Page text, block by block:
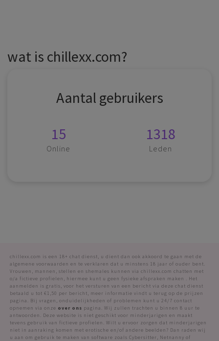
Aantal gebruikers
15
Online
1318
Leden
wat is chillexx.com?
chillexx.com is een 18+ chat dienst, u dient dan ook akkoord te gaan met de
algemene voorwaarden en te verklaren dat u minstens 18 jaar of ouder bent.
Vrouwen, mannen, stellen en shemales kunnen via chillexx.com chatten met
o/a fictieve profielen, hiermee kunt u geen fysieke afspraken maken . Het
aanmelden is gratis, voor het versturen van een bericht via deze chat dienst
betaald u tot €1,50 per bericht, meer informatie vindt u terug op de prijzen
pagina. Bij vragen, onduidelijkheden of problemen kunt u 24/7 contact
opnemen via onze over ons pagina. Wij zullen trachten u binnen 8 uur te
antwoorden. Deze website is niet geschikt voor minderjarigen en maakt
tevens gebruik van fictieve profielen. Wilt u ervoor zorgen dat minderjarigen
niet in aanraking komen met erotische en/of andere beelden? Dan raden wij
u aan om gebruik te maken van software zoals Cybersitter, Netnanny of